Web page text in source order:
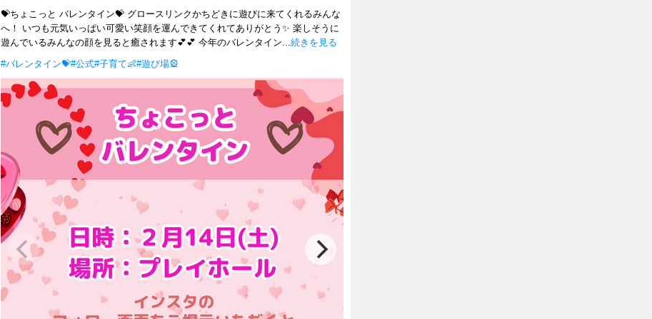
💝ちょこっと バレンタイン💝 グロースリンクかちどきに遊びに来てくれるみんな
へ！ いつも元気いっぱい可愛い笑顔を運んできてくれてありがとう✨ 楽しそうに
遊んでいるみんなの顔を見ると癒されます💕💕 今年のバレンタイン... 続きを見る
#バレンタイン💝#公式#子育て👶#遊び場🎡